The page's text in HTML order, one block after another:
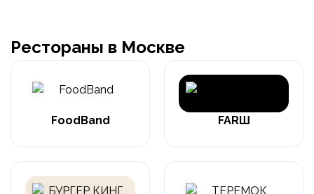
Рестораны в Москве
FoodBand FARШ